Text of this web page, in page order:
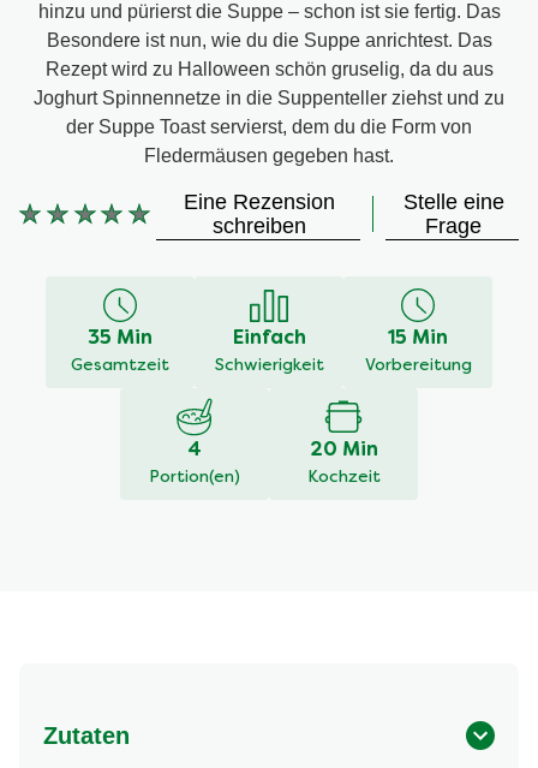
hinzu und pürierst die Suppe – schon ist sie fertig. Das
Besondere ist nun, wie du die Suppe anrichtest. Das
Rezept wird zu Halloween schön gruselig, da du aus
Joghurt Spinnennetze in die Suppenteller ziehst und zu
der Suppe Toast servierst, dem du die Form von
Fledermäusen gegeben hast.
Keine
abgegeben
Eine Rezension
schreiben
Stelle eine
Frage
35 Min
Gesamtzeit
Einfach
Schwierigkeit
15 Min
Vorbereitung
4
Portion(en)
20 Min
Kochzeit
Zutaten